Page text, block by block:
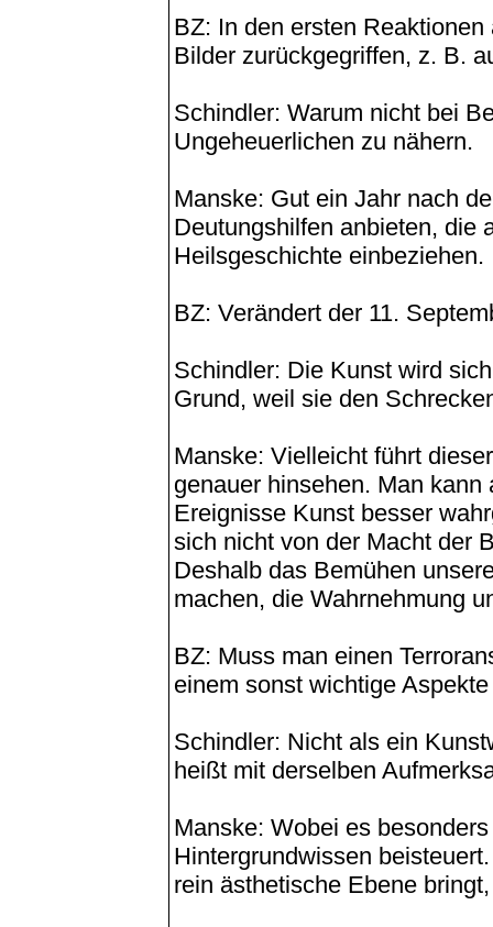
BZ: In den ersten
Bilder zurückgegriffen, z. B.
Schindler: Warum nicht bei
Ungeheuerlichen zu nähern.
Manske: Gut ein Jahr nach
Deutungshilfen anbieten, die
Heilsgeschichte einbeziehen.
BZ: Verändert der 11.
Schindler: Die Kunst wird
Grund, weil sie den
Manske: Vielleicht führt
genauer hinsehen. Man
Ereignisse Kunst besser
sich nicht von der Macht der
Deshalb das Bemühen
machen, die Wahrnehmung
BZ: Muss man einen
einem sonst wichtige
Schindler: Nicht als ein
heißt mit derselben
Manske: Wobei es
Hintergrundwissen
rein ästhetische Ebene